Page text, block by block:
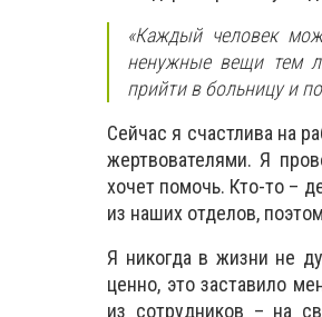
«Каждый человек
ненужные вещи тем
прийти в больницу и
Сейчас я счастлива на
жертвователями. Я
хочет помочь. Кто-то –
из наших отделов,
Я никогда в жизни не
ценно, это заставило
из сотрудников – на